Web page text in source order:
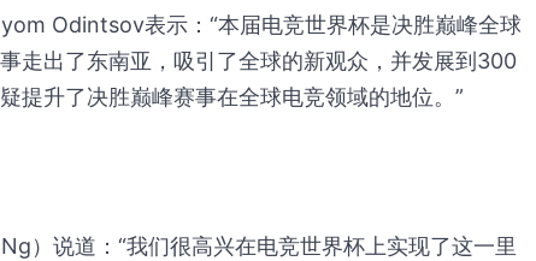
Odintsov表示：“本届电竞世界杯是决胜巅峰全球
走出了东南亚，吸引了全球的新观众，并发展到300
提升了决胜巅峰赛事在全球电竞领域的地位。”
）说道：“我们很高兴在电竞世界杯上实现了这一里